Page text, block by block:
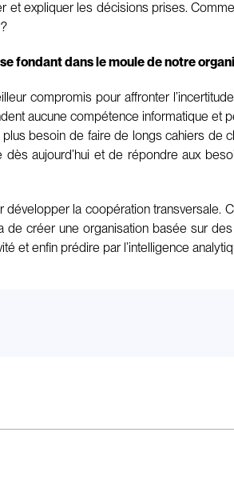
et expliquer les décisions prises.
fondant dans le moule de notre
compromis pour affronter
aucune compétence informatique et
besoin de faire de longs cahiers de
aujourd’hui et de répondre aux
la coopération transversale.
de créer une organisation basée sur
et enfin prédire par l’intelligence